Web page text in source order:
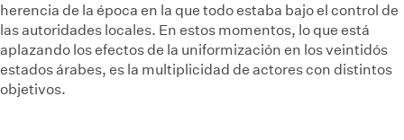
herencia de la época en la que todo estaba bajo el control de
las autoridades locales. En estos momentos, lo que está
aplazando los efectos de la uniformización en los veintidós
estados árabes, es la multiplicidad de actores con distintos
objetivos.